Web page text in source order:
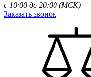
с 10:00 до 20:00 (МСК)
Заказать звонок